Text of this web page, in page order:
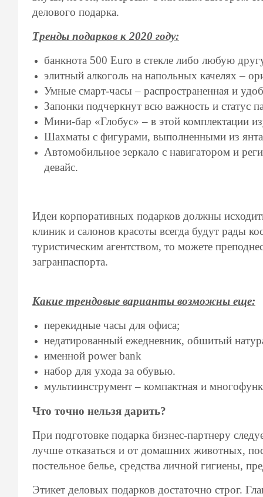
делового подарка.
Тренды подарков к 2020 году:
банкнота 500 Euro в стекле либо любую
элитный алкоголь на напольных качелях –
Умные смарт-часы – распространенная и
Запонки подчеркнут всю важность и статус
Мини-бар «Глобус» – в этой комплектации
Шахматы с фигурами, выполненными из
Автомобильное зеркало с навигатором и
девайс.
Идеи корпоративных подарков должны
клиник и салонов красоты всегда будут рады
туристическим агентством, то можете
загранпаспорта.
Какие трендовые варианты возможны еще:
перекидные часы для офиса;
недатированный ежедневник, обшитый
именной power bank
набор для ухода за обувью.
мультиинструмент – компактная и
Что точно нельзя дарить?
При подготовке подарка бизнес-партнеру
лучше отказаться и от домашних животных,
постельное белье, средства личной гигиены,
Этикет деловых подарков достаточно строг.